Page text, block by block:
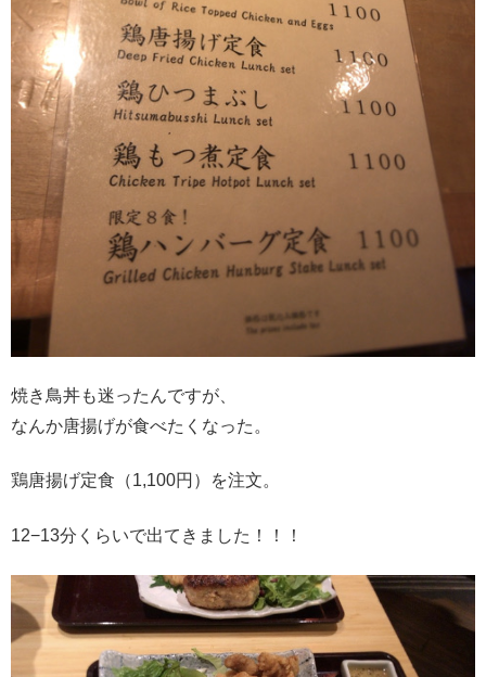
焼き鳥丼も迷ったんですが、
なんか唐揚げが食べたくなった。
鶏唐揚げ定食（1,100円）を注文。
12−13分くらいで出てきました！！！